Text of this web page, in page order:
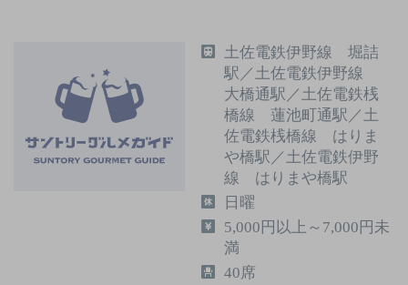
土佐電鉄伊野線 堀詰
駅／土佐電鉄伊野線
大橋通駅／土佐電鉄桟
橋線 蓮池町通駅／土
佐電鉄桟橋線 はりま
や橋駅／土佐電鉄伊野
線 はりまや橋駅
日曜
5,000円以上～7,000円未
満
40席